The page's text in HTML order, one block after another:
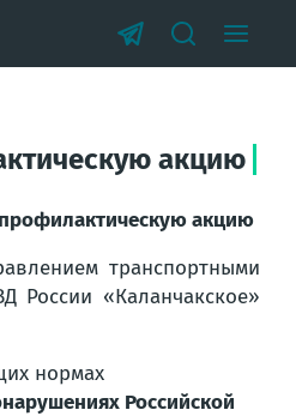
акцию
профилактическую акцию
транспортными
России «Каланчакское»
нормах
Российской